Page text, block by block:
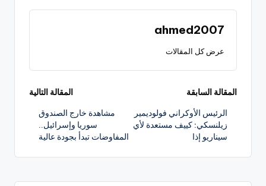
ahmed2007
عرض كل المقالات
تصفّح
المقالات
المقالة السابقة
الرئيس الأوكراني فولوديمير
زيلنسكي: كييف مستعدة لأي
سيناريو إذا
المقالة التالية
مشاهدة خارج الصندوق
سوريا وإسرائيل..
المفاوضات تبدأ بجودة عالية